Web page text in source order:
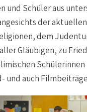
und Schüler aus
der
dem
Gläubigen, zu
und auch